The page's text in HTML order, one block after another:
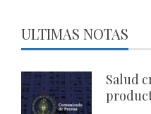
ULTIMAS NOTAS
Salud